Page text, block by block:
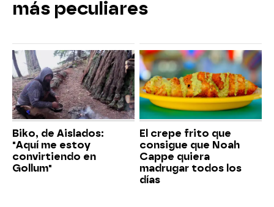
más peculiares
Biko, de Aislados:
"Aquí me estoy
convirtiendo en
Gollum"
El crepe frito que
consigue que Noah
Cappe quiera
madrugar todos los
días